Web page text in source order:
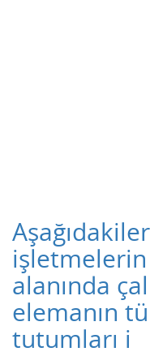
alanında
elemanın
tutumları i